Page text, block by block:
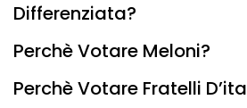
Differenziata?
Perchè Votare Meloni?
Perchè Votare Fratelli